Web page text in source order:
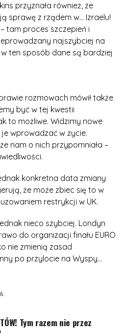
przyznała również, że
sprawę z rządem w… Izraelu!
tam proces szczepień i
najszybciej na
ten sposób dane są bardziej
rozmowach mówił także
być w tej kwestii
to możliwe. Widzimy nowe
wprowadzać w życie.
nam o nich przypomniała –
konkretna data zmiany
że może zbiec się to w
restrykcji w UK.
nieco szybciej. Londyn
do organizacji finału EURO
nie zmienią zasad
po przylocie na Wyspy…
Tym razem nie przez